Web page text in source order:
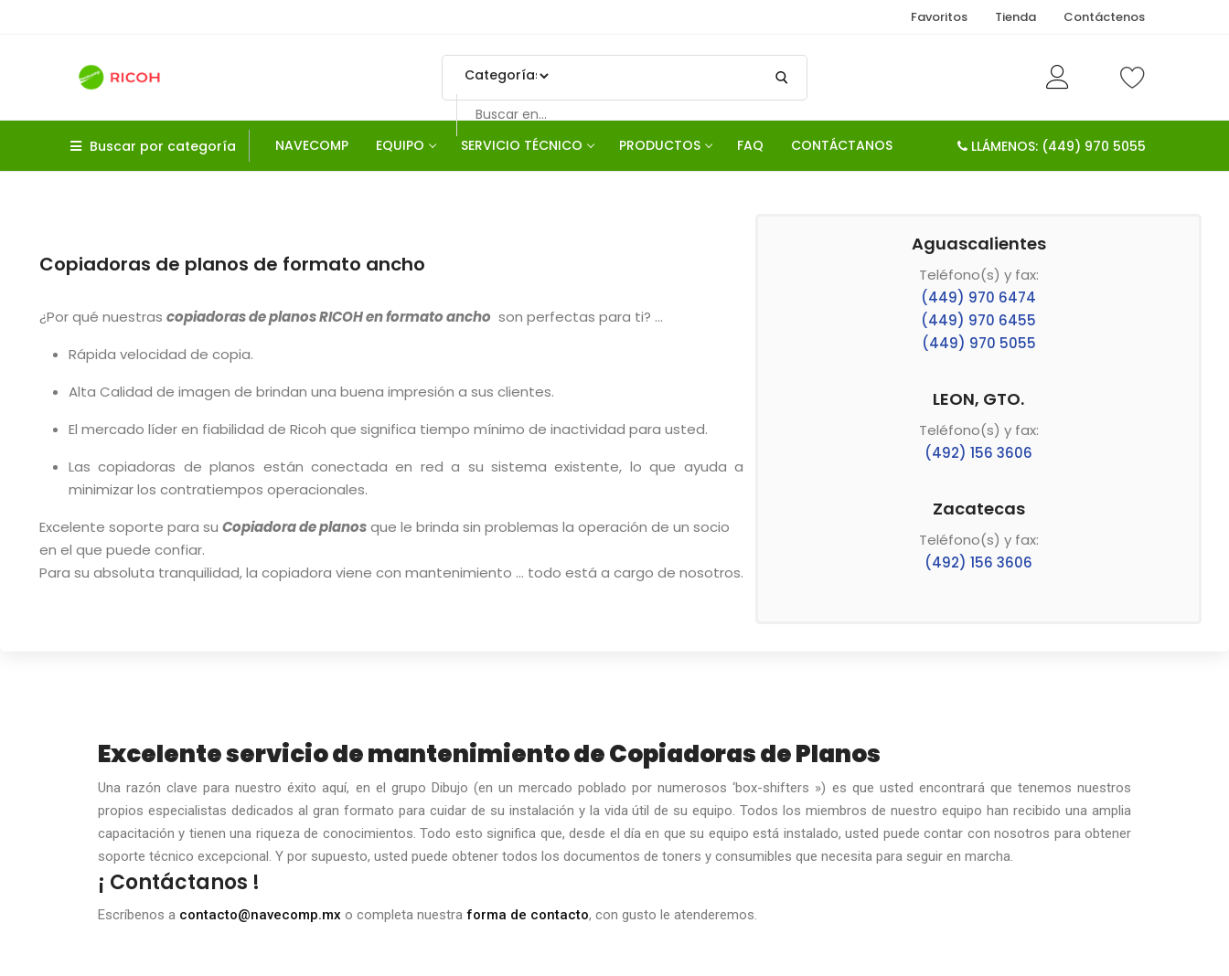
Favoritos Tienda Contáctenos
Buscar por categoría NAVECOMP EQUIPO SERVICIO TÉCNICO PRODUCTOS FAQ CONTÁCTANOS LLÁMENOS: (449) 970 5055
Aguascalientes
Copiadoras de planos de formato ancho
¿Por qué nuestras copiadoras de planos RICOH en formato ancho son perfectas para ti? …
Rápida velocidad de copia.
Alta Calidad de imagen de brindan una buena impresión a sus clientes.
El mercado líder en fiabilidad de Ricoh que significa tiempo mínimo de inactividad para usted.
Las copiadoras de planos están conectada en red a su sistema existente, lo que ayuda a
minimizar los contratiempos operacionales.
Excelente soporte para su Copiadora de planosque le brinda sin problemas la operación de un socio
en el que puede confiar.
Para su absoluta tranquilidad, la copiadora viene con mantenimiento … todo está a cargo de nosotros.
Aguascalientes
Teléfono(s) y fax:
(449) 970 6474
(449) 970 6455
(449) 970 5055
LEON, GTO.
Teléfono(s) y fax:
(492) 156 3606
Zacatecas
Teléfono(s) y fax:
(492) 156 3606
Excelente servicio de mantenimiento de Copiadoras de Planos
Una razón clave para nuestro éxito aquí, en el grupo Dibujo (en un mercado poblado por numerosos ‘box-shifters ») es que usted encontrará que tenemos nuestros
propios especialistas dedicados al gran formato para cuidar de su instalación y la vida útil de su equipo. Todos los miembros de nuestro equipo han recibido una amplia
capacitación y tienen una riqueza de conocimientos. Todo esto significa que, desde el día en que su equipo está instalado, usted puede contar con nosotros para obtener
soporte técnico excepcional. Y por supuesto, usted puede obtener todos los documentos de toners y consumibles que necesita para seguir en marcha.
¡ Contáctanos !
Escríbenos a contacto@navecomp.mx o completa nuestra forma de contacto, con gusto le atenderemos.